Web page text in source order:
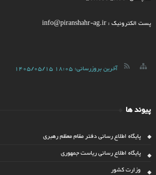
پست الکترونیک : info@piranshahr-ag.ir
آخرین بروزرسانی:1405/05/15 18:05
پیوند ها
پایگاه اطلاع رسانی دفتر مقام معظم رهبری
پایگاه اطلاع رسانی ریاست جمهوری
وزارت کشور